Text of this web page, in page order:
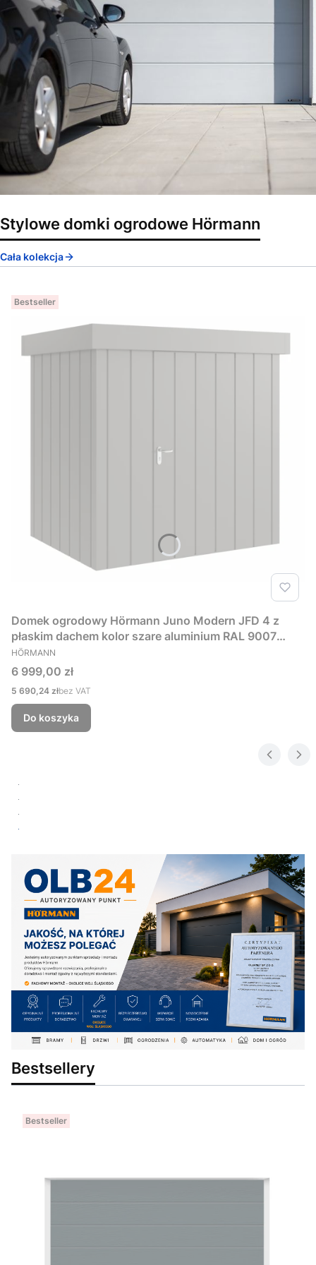
Stylowe domki ogrodowe Hörmann
Cała kolekcja
Bestseller
Domek ogrodowy Hörmann Juno Modern JFD 4 z
płaskim dachem kolor szare aluminium RAL 9007
229x181 cm
PRODUCENT
HÖRMANN
Cena
6 999,00 zł
Cena
5 690,24 złbez VAT
Do koszyka
Bestsellery
Bestseller